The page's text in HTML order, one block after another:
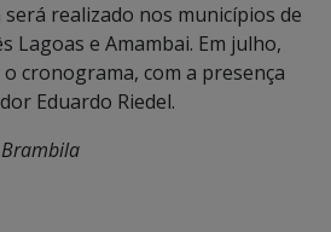
realizado nos municípios de
Lagoas e Amambai. Em julho,
cronograma, com a presença
Eduardo Riedel.